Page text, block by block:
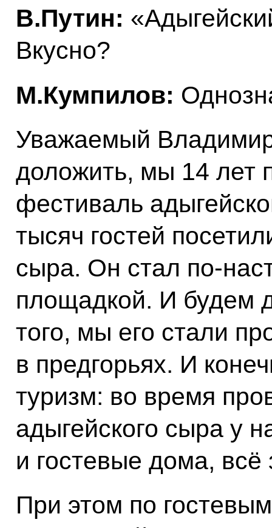
В.Путин:
Вкусно?
М.Кумпилов:
Уважаемый
доложить, мы 14 лет
фестиваль
тысяч гостей
сыра. Он стал по-
площадкой. И будем
того, мы его стали
в предгорьях. И
туризм: во время
адыгейского сыра у
и гостевые дома, всё
При этом по